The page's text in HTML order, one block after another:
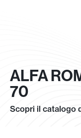
ALFA
70
Scopri il catalogo